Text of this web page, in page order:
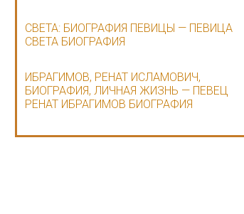
СВЕТА: БИОГРАФИЯ ПЕВИЦЫ — ПЕВИЦА
СВЕТА БИОГРАФИЯ
ИБРАГИМОВ, РЕНАТ ИСЛАМОВИЧ,
БИОГРАФИЯ, ЛИЧНАЯ ЖИЗНЬ — ПЕВЕЦ
РЕНАТ ИБРАГИМОВ БИОГРАФИЯ